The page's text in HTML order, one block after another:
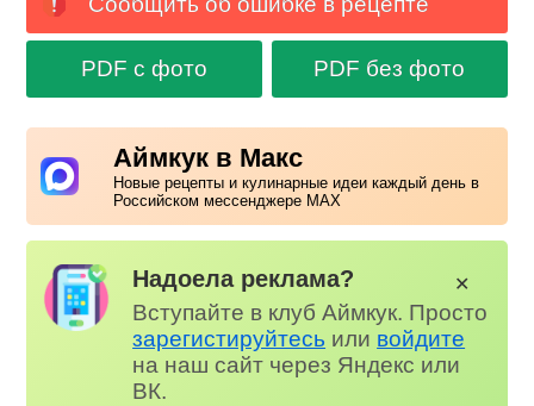
PDF с фото PDF без фото
Аймкук в Макс
Новые рецепты и кулинарные идеи каждый день в
Российском мессенджере MAX
Надоела реклама?
Вступайте в клуб Аймкук. Просто
зарегистируйтесь или войдите
на наш сайт через Яндекс или
ВК.
✕